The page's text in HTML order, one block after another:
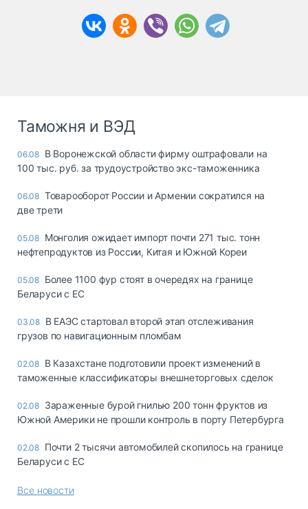
Таможня и ВЭД
06.08 В Воронежской области фирму оштрафовали на
100 тыс. руб. за трудоустройство экс-таможенника
06.08 Товарооборот России и Армении сократился на
две трети
05.08 Монголия ожидает импорт почти 271 тыс. тонн
нефтепродуктов из России, Китая и Южной Кореи
05.08 Более 1100 фур стоят в очередях на границе
Беларуси с ЕС
03.08 В ЕАЭС стартовал второй этап отслеживания
грузов по навигационным пломбам
02.08 В Казахстане подготовили проект изменений в
таможенные классификаторы внешнеторговых сделок
02.08 Зараженные бурой гнилью 200 тонн фруктов из
Южной Америки не прошли контроль в порту Петербурга
02.08 Почти 2 тысячи автомобилей скопилось на границе
Беларуси с ЕС
Все новости